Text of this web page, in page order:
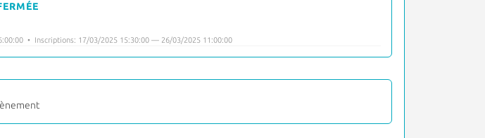
• Inscriptions: 17/03/2025 15:30:00 — 26/03/2025 11:00:00